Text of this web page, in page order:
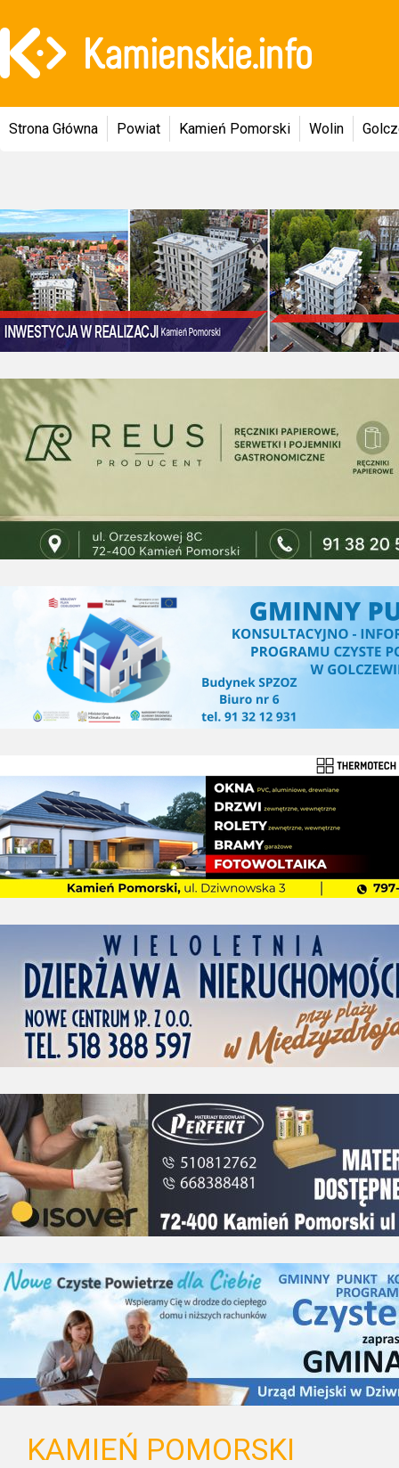
Strona Główna Powiat Kamień Pomorski Wolin
KAMIEŃ POMORSKI